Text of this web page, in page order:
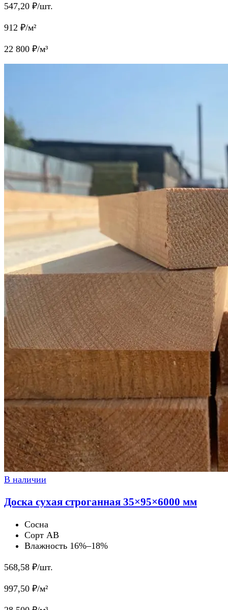
547,20 ₽/шт.
912 ₽/м²
22 800 ₽/м³
В наличии
Доска сухая строганная 35×95×6000 мм
Сосна
Сорт AB
Влажность 16%–18%
568,58 ₽/шт.
997,50 ₽/м²